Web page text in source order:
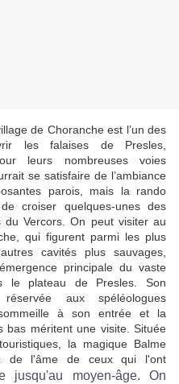
de Choranche est l’un des
les falaises de Presles,
leurs nombreuses voies
se satisfaire de l’ambiance
parois, mais la rando
croiser quelques-unes des
du Vercors. On peut visiter au
qui figurent parmi les plus
cavités plus sauvages,
principale du vaste
le plateau de Presles. Son
aux spéléologues
à son entrée et la
bas méritent une visite. Située
la magique Balme
de l'âme de ceux qui l'ont
jusqu'au moyen-âge. On